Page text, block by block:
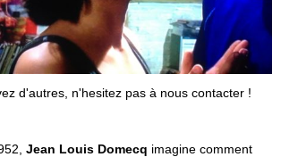
d'autres, n'hesitez pas à nous contacter !
Jean Louis Domecq imagine comment